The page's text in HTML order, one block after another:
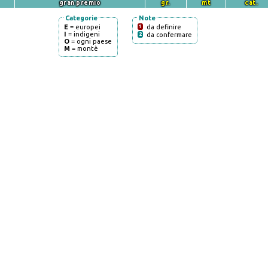
gran premio gr. mt cat.
Categorie
E = europei
= indigeni
O = ogni paese
M = montè
Note
1 da definire
2 da confermare